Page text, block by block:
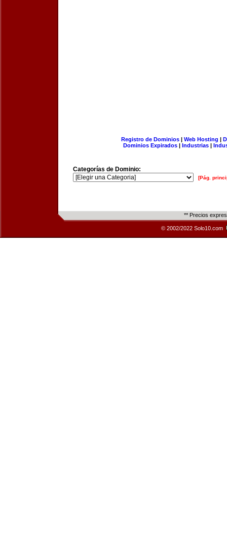
Registro de Dominios| Web Hosting |
Dominios Expirados | Industrias |
Categorías de Dominio:
[Pág.
** Precios
© 2002/2022 Solo10.com